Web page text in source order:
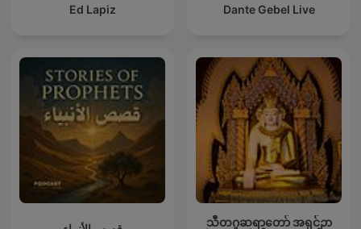
Ed Lapiz Dante Gebel Live
သီတဂူဆရာတော် အရှင်ဉာ